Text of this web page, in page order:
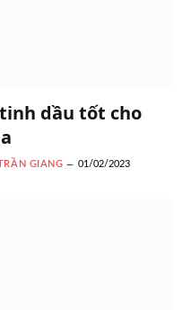
dầu tốt cho
GIANG 01/02/2023